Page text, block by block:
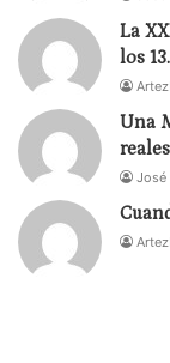
La
los
Una
reales
José